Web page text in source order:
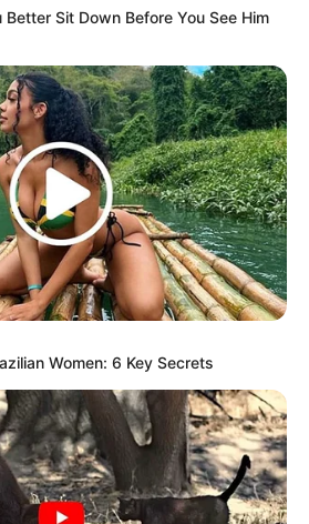
Better Sit Down Before You See Him
Women: 6 Key Secrets